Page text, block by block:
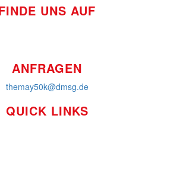
UNS AUF
ANFRAGEN
themay50k@dmsg.de
QUICK LINKS